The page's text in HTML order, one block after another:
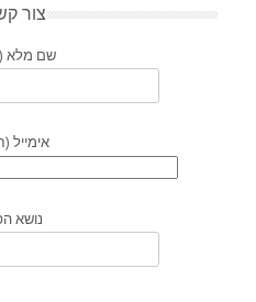
צור
שם מלא
אימייל
נושא